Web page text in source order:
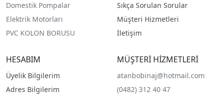
Domestik Pompalar
Elektrik Motorları
PVC KOLON BORUSU
Sıkça Sorulan Sorular
Müşteri Hizmetleri
İletişim
HESABIM
Üyelik Bilgilerim
Adres Bilgilerim
MÜŞTERİ HİZMETLERİ
atanbobinaj@hotmail.com
(0482) 312 40 47